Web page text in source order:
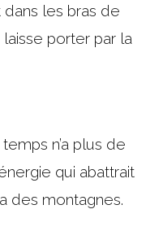
dans les bras de
laisse porter par la
n’a plus de
qui abattrait
des montagnes.